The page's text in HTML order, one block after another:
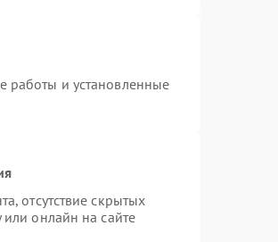
работы и установленные
отсутствие скрытых
онлайн на сайте